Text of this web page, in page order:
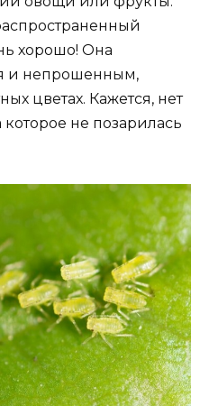
хорошо! Она
и непрошенным,
цветах. Кажется, нет
которое не позарилась